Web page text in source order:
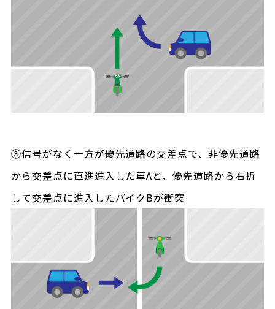
③信号がなく一方が優先道路の交差点で、非優先道路
から交差点に直進進入した車Aと、優先道路から右折
して交差点に進入したバイクBが衝突